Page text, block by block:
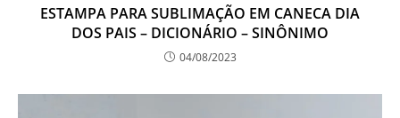
ESTAMPA PARA SUBLIMAÇÃO EM CANECA DIA
DOS PAIS – DICIONÁRIO – SINÔNIMO
04/08/2023